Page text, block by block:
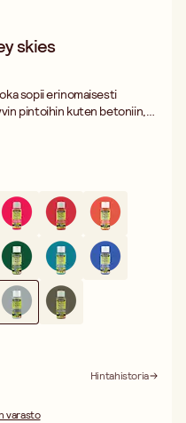
skies
sopii erinomaisesti
pintoihin kuten betoniin,
kestämään
koristeluun.
Hintahistoria
varasto